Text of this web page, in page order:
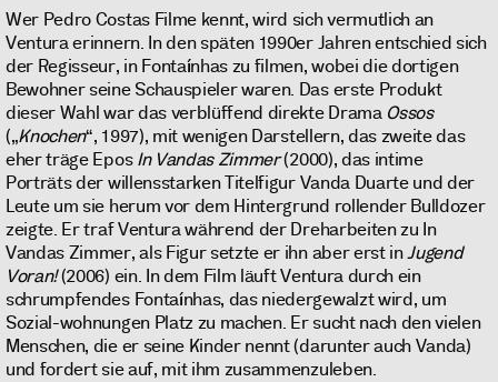
Wer Pedro Costas Filme kennt, wird sich vermutlich an
Ventura erinnern. In den späten 1990er Jahren entschied sich
der Regisseur, in Fontaínhas zu filmen, wobei die dortigen
Bewohner seine Schauspieler waren. Das erste Produkt
dieser Wahl war das verblüffend direkte Drama Ossos
(„Knochen“, 1997), mit wenigen Darstellern, das zweite das
eher träge EposIn Vandas Zimmer(2000), das intime
Porträts der willensstarken Titelfigur Vanda Duarte und der
Leute um sie herum vor dem Hintergrund rollender Bulldozer
zeigte. Er traf Ventura während der Dreharbeiten zu In
Vandas Zimmer, als Figur setzte er ihn aber erst inJugend
Voran!(2006) ein. In dem Film läuft Ventura durch ein
schrumpfendes Fontaínhas, das niedergewalzt wird, um
Sozial-wohnungen Platz zu machen. Er sucht nach den vielen
Menschen, die er seine Kinder nennt (darunter auch Vanda)
und fordert sie auf, mit ihm zusammenzuleben.